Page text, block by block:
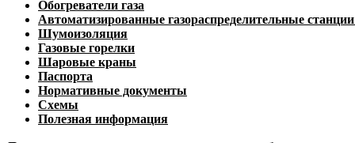
Обогреватели газа
Автоматизированные газораспределительные
Шумоизоляция
Газовые горелки
Шаровые краны
Паспорта
Нормативные документы
Схемы
Полезная информация